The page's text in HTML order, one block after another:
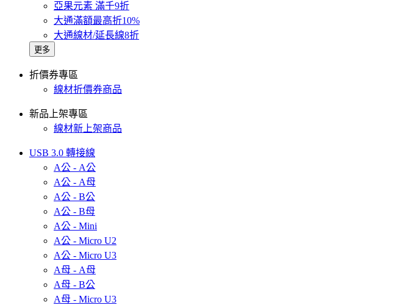
亞果元素 滿千9折
大通滿額最高折10%
大通線材/延長線8折
更多
折價券專區
線材折價券商品
新品上架專區
線材新上架商品
USB 3.0 轉接線
A公 - A公
A公 - A母
A公 - B公
A公 - B母
A公 - Mini
A公 - Micro U2
A公 - Micro U3
A母 - A母
A母 - B公
A母 - Micro U3